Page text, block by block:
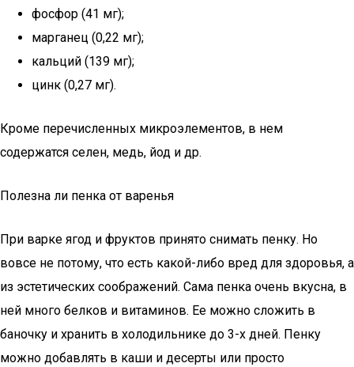
фосфор (41 мг);
марганец (0,22 мг);
кальций (139 мг);
цинк (0,27 мг).
Кроме перечисленных микроэлементов, в нем
содержатся селен, медь, йод и др.
Полезна ли пенка от варенья
При варке ягод и фруктов принято снимать пенку. Но
вовсе не потому, что есть какой-либо вред для здоровья, а
из эстетических соображений. Сама пенка очень вкусна, в
ней много белков и витаминов. Ее можно сложить в
баночку и хранить в холодильнике до 3-х дней. Пенку
можно добавлять в каши и десерты или просто